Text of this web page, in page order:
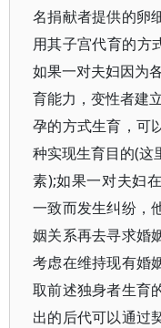
名捐献者提供的卵
用其子宫代育的方
如果一对夫妇因为
育能力，变性者建
孕的方式生育，可
种实现生育目的(这
素);如果一对夫妇
一致而发生纠纷，
姻关系再去寻求婚
考虑在维持现有婚
取前述独身者生育
出的后代可以通过